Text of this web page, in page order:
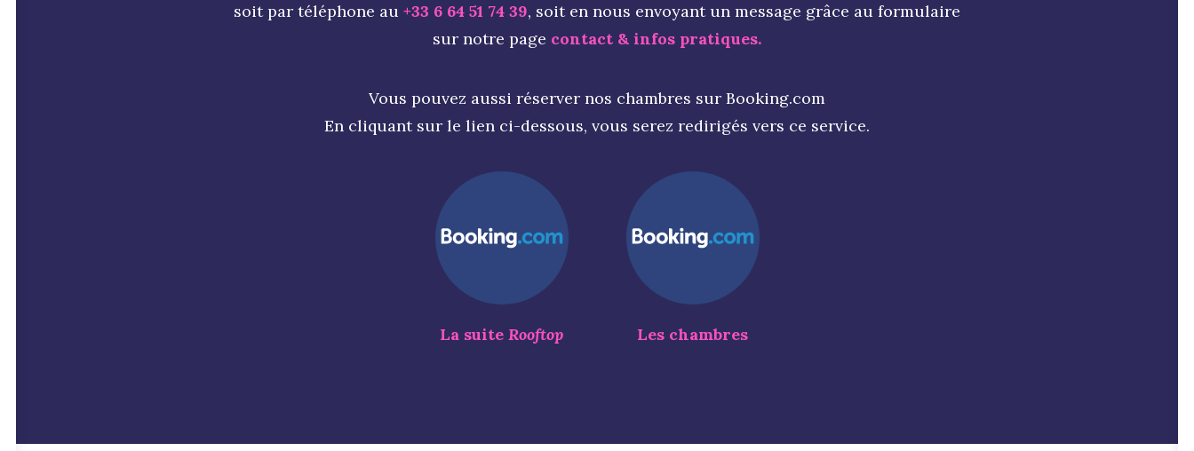
soit par téléphone au +33 6 64 51 74 39, soit en nous envoyant un message grâce au formulaire
sur notre page contact & infos pratiques.
Vous pouvez aussi réserver nos chambres sur Booking.com
En cliquant sur le lien ci-dessous, vous serez redirigés vers ce service.
La suite Rooftop Les chambres